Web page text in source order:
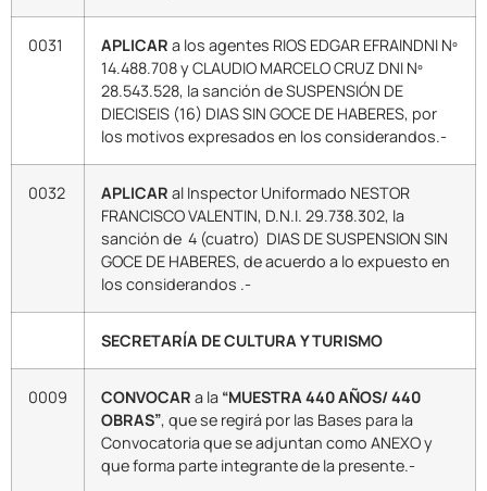
0031 APLICAR a los agentes RIOS EDGAR EFRAINDNI Nº
14.488.708 y CLAUDIO MARCELO CRUZ DNI Nº
28.543.528, la sanción de SUSPENSIÓN DE
DIECISEIS (16) DIAS SIN GOCE DE HABERES, por
los motivos expresados en los considerandos.-
0032 APLICAR al Inspector Uniformado NESTOR
FRANCISCO VALENTIN, D.N.I. 29.738.302, la
sanción de 4 (cuatro) DIAS DE SUSPENSION SIN
GOCE DE HABERES, de acuerdo a lo expuesto en
los considerandos .-
SECRETARÍA DE CULTURA Y TURISMO
0009 CONVOCAR a la “MUESTRA 440 AÑOS/ 440
OBRAS”, que se regirá por las Bases para la
Convocatoria que se adjuntan como ANEXO y
que forma parte integrante de la presente.-